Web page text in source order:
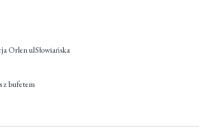
Orlen ulSłowiańska
z bufetem